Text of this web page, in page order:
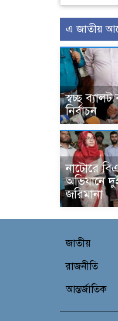
এ জাতীয়
স্বচ্ছ
নির্বাচন
নাটোরে
অভিযানে
জরিমানা
জাতীয়
রাজনীতি
আন্তর্জাতিক